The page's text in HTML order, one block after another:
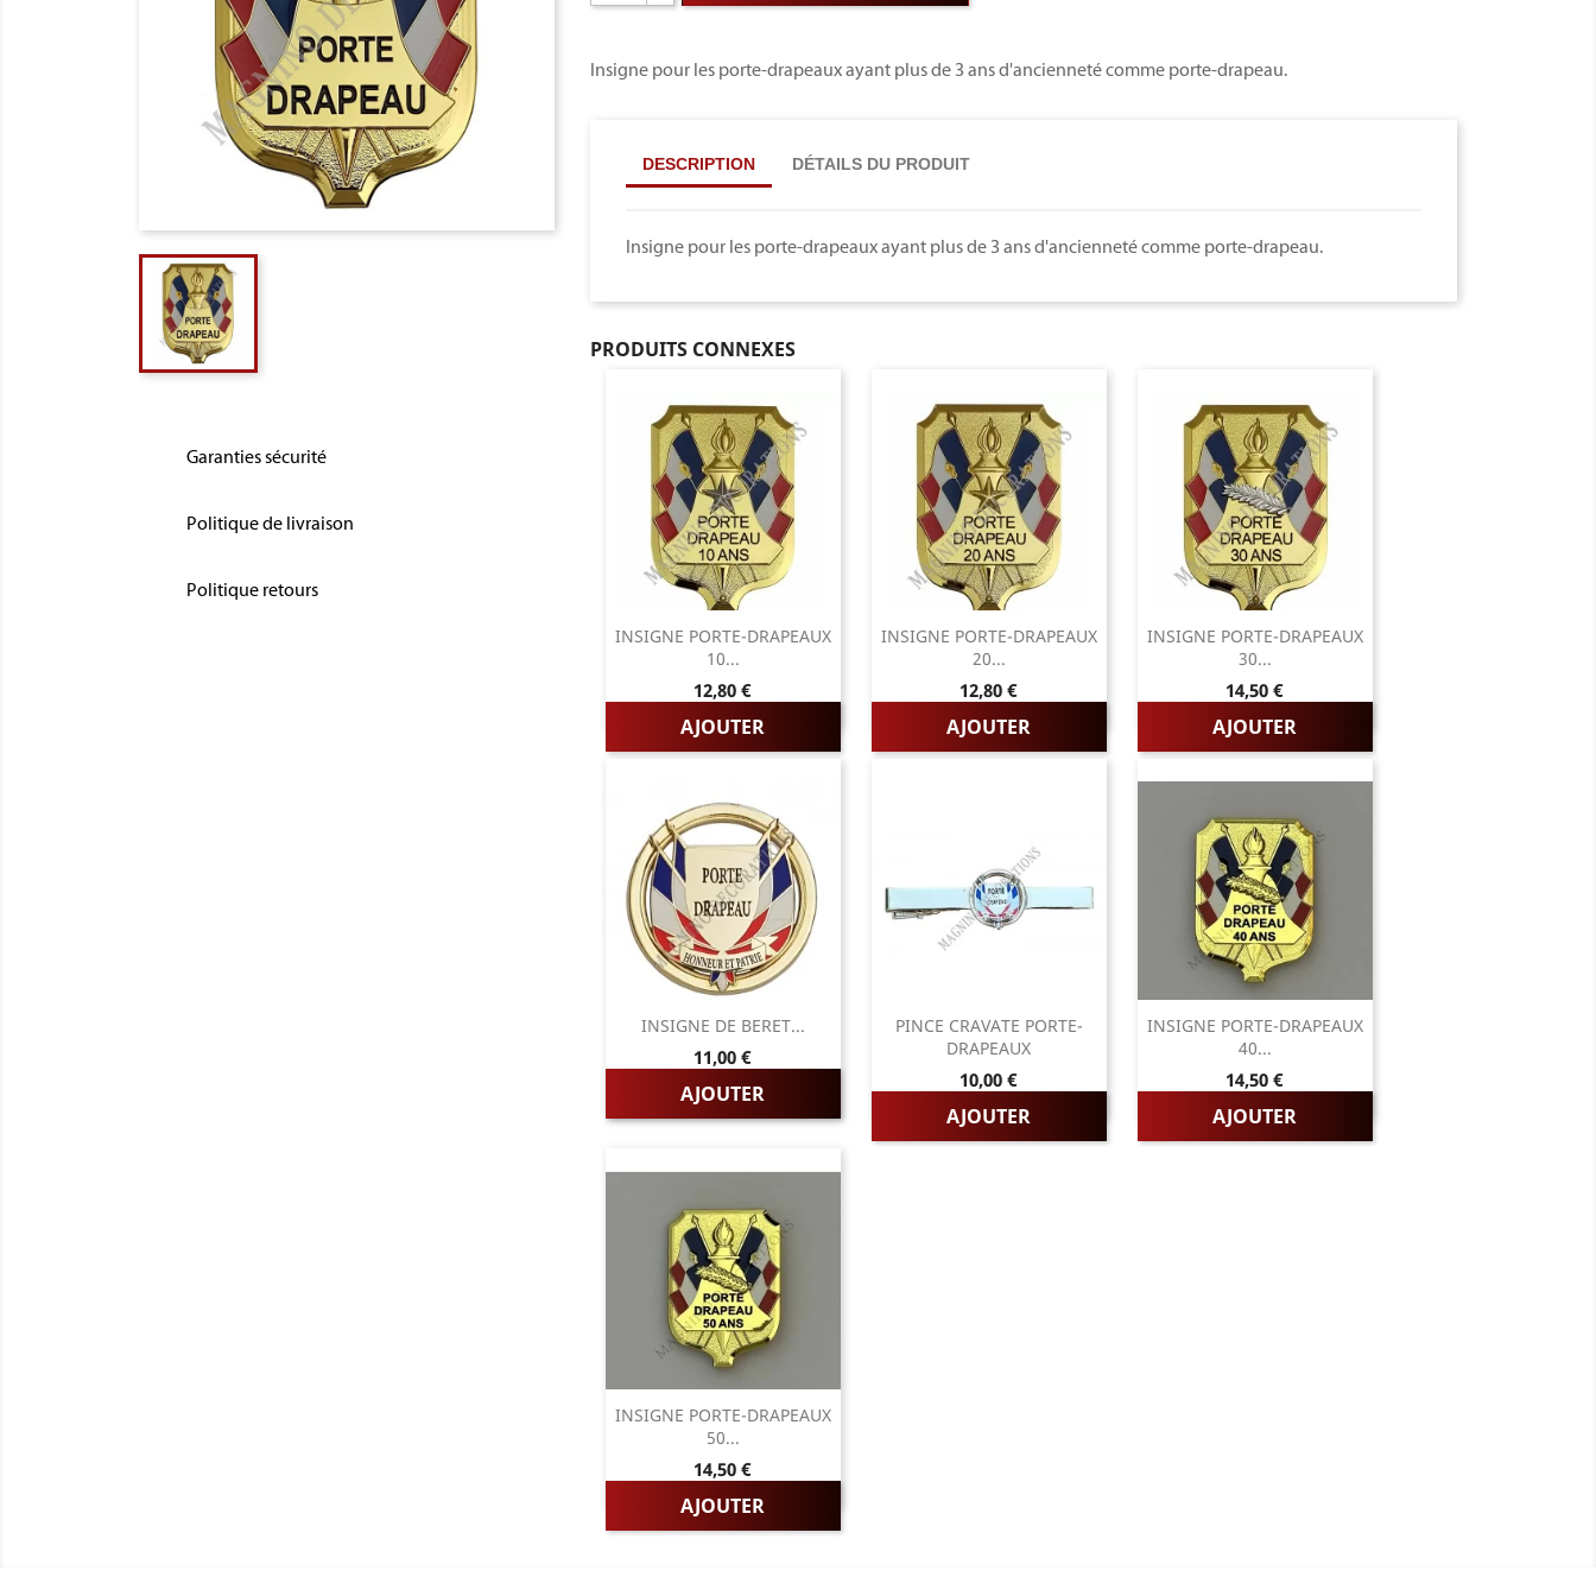
Garanties sécurité
Politique de livraison
Politique retours
Insigne pour les porte-drapeaux ayant plus de 3 ans d'ancienneté comme porte-drapeau.
DESCRIPTION DÉTAILS DU PRODUIT
Insigne pour les porte-drapeaux ayant plus de 3 ans d'ancienneté comme porte-drapeau.
PRODUITS CONNEXES
INSIGNE PORTE-DRAPEAUX
10...
Prix
12,80 €
AJOUTER
INSIGNE PORTE-DRAPEAUX
20...
Prix
12,80 €
AJOUTER
INSIGNE PORTE-DRAPEAUX
30...
Prix
14,50 €
AJOUTER
INSIGNE DE BERET...
Prix
11,00 €
AJOUTER
PINCE CRAVATE PORTE-
DRAPEAUX
Prix
10,00 €
AJOUTER
INSIGNE PORTE-DRAPEAUX
40...
Prix
14,50 €
AJOUTER
INSIGNE PORTE-DRAPEAUX
50...
Prix
14,50 €
AJOUTER